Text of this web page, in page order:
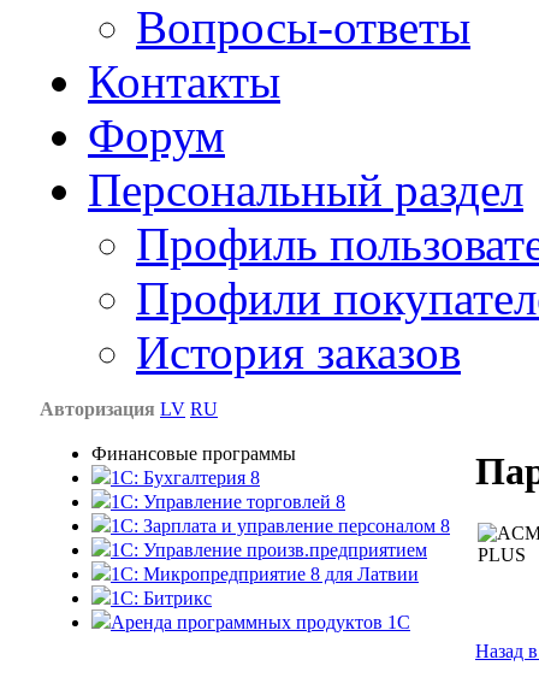
Вопросы-ответы
Контакты
Форум
Персональный раздел
Профиль
Профили
История заказов
Авторизация LV RU
Финансовые программы
1С: Бухгалтерия 8
1C: Управление торговлей 8
1C: Зарплата и управление персоналом 8
1C: Управление произв.предприятием
1С: Микропредприятие 8 для Латвии
1C: Битрикс
Аренда программных продуктов 1С
Назад